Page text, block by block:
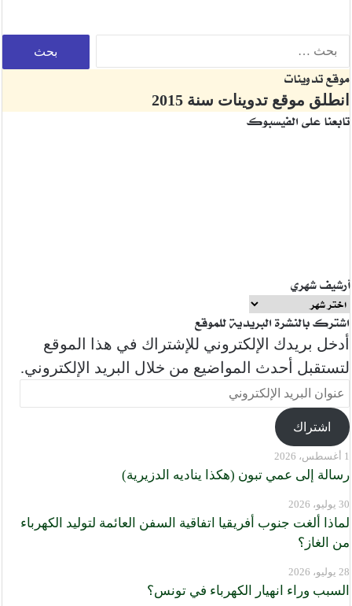
موقع تدوينات
انطلق موقع تدوينات سنة 2015
تابعنا على الفيسبوك
أرشيف شهري
أرشيف
شهري
اشترك بالنشرة البريدية للموقع
أدخل بريدك الإلكتروني للإشتراك في هذا الموقع
لتستقبل أحدث المواضيع من خلال البريد الإلكتروني.
عنوان
البريد
الإلكتروني
اشتراك
1 أغسطس، 2026
رسالة إلى عمي تبون (هكذا يناديه الدزيرية)
30 يوليو، 2026
لماذا ألغت جنوب أفريقيا اتفاقية السفن العائمة لتوليد الكهرباء
من الغاز؟
28 يوليو، 2026
السبب وراء انهيار الكهرباء في تونس؟